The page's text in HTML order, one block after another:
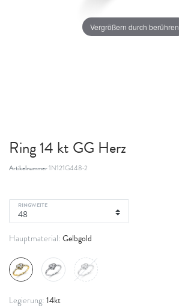
Vergrößern durch berühren
Ring 14 kt GG Herz
Artikelnummer1N121G448-2
RINGWEITE
Hauptmaterial: Gelbgold
Legierung: 14kt